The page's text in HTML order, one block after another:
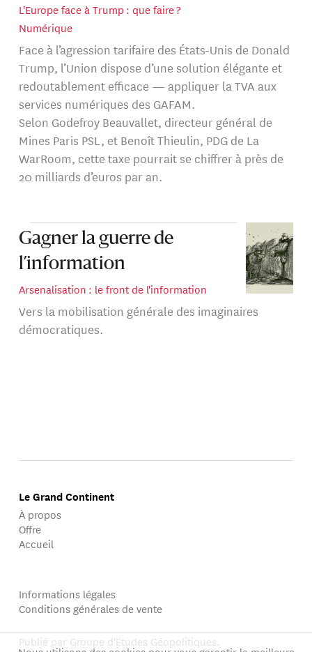
L'Europe face à Trump : que faire ?
Numérique
Face à l’agression tarifaire des États-Unis de Donald
Trump, l’Union dispose d’une solution élégante et
redoutablement efficace — appliquer la TVA aux
services numériques des GAFAM.
Selon Godefroy Beauvallet, directeur général de
Mines Paris PSL, et Benoît Thieulin, PDG de La
WarRoom, cette taxe pourrait se chiffrer à près de
20 milliards d’euros par an.
Gagner la guerre de
l’information
Arsenalisation : le front de l'information
Vers la mobilisation générale des imaginaires
démocratiques.
Le Grand Continent
À propos
Offre
Accueil
Informations légales
Conditions générales de vente
Publié par Groupe d'Études Géopolitiques.